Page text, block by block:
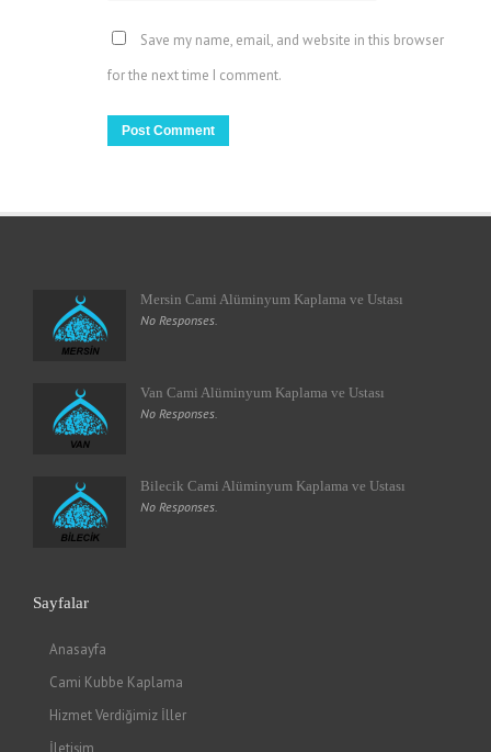
Save my name, email, and website in this browser
for the next time I comment.
Mersin Cami Alüminyum Kaplama ve Ustası
No Responses.
Van Cami Alüminyum Kaplama ve Ustası
No Responses.
Bilecik Cami Alüminyum Kaplama ve Ustası
No Responses.
Sayfalar
Anasayfa
Cami Kubbe Kaplama
Hizmet Verdiğimiz İller